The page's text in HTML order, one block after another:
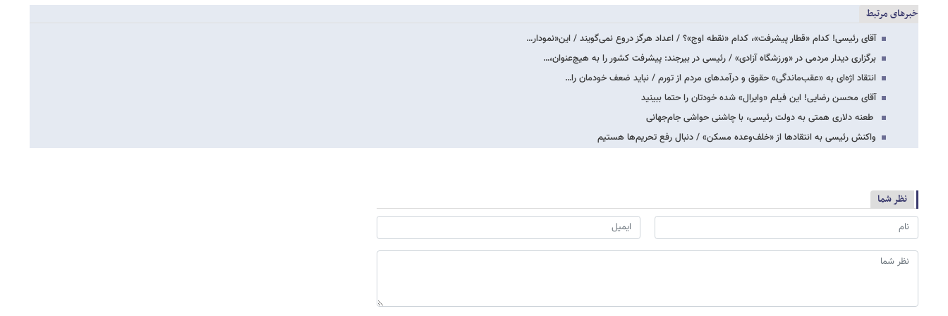
خبرهای مرتبط
آقای رئیسی! کدام «قطار پیشرفت»، کدام «نقطه اوج»؟ / اعداد هرگز دروع نمی‌گویند / این«نمودار…
برگزاری دیدار مردمی در «ورزشگاه آزادی» / رئیسی در بیرجند: پیشرفت کشور را به هیچ‌عنوان،…
انتقاد اژه‌ای به «عقب‌ماندگی» حقوق و درآمدهای مردم از تورم / نباید ضعف خودمان را…
آقای محسن رضایی! این فیلم «وایرال» شده خودتان را حتما ببینید
طعنه دلاری همتی به دولت رئیسی، با چاشنی حواشی جام‌جهانی
واکنش رئیسی به انتقادها از «خلف‌وعده مسکن» / دنبال رفع تحریم‌ها هستیم
نظر شما